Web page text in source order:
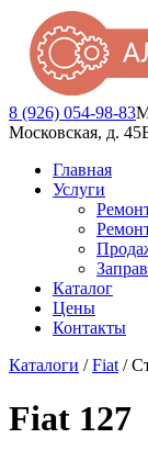
8 (926) 054-98-83
Московская, д.
Главная
Услуги
Каталог
Цены
Контакты
Каталоги /Fiat /
Fiat 127